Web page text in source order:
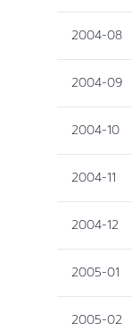
2004-08
2004-09
2004-10
2004-11
2004-12
2005-01
2005-02